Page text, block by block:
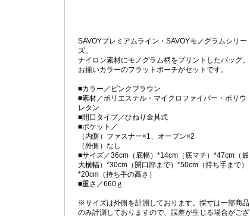
SAVOYプレミアムライン・SAVOYモノグラムシリー
ズ。
ナイロン素材にモノグラム柄をプリントしたバッグ。
お揃いカラーのフラットポーチがセットです。
■カラー／ピンクブラウン
■素材／ポリエステル・マイクロファイバー・ポリウ
レタン
■開口タイプ／ひねり金具式
■ポケット／
（内側）ファスナー×1、オープン×2
（外側）なし
■サイズ／36cm（底幅）*14cm（底マチ）*47cm（最
大横幅）*30cm（開口部まで）*50cm（持ち手まで）
*20cm（持ち手の高さ）
■重さ／660ｇ
※サイズは外側を計測しております。採寸は一部商品
のみ計測しておりますので、誤差が生じる場合がござ